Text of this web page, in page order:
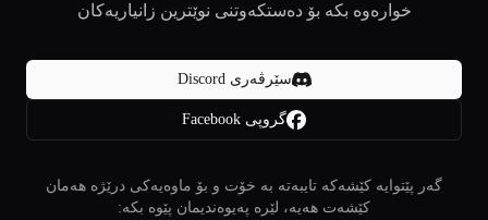
خوارەوە بکە بۆ دەستکەوتنی نوێترین زانیاریەکان
سێرڤەری Discord
گروپی Facebook
گەر پێتوایە کێشەکە تایبەتە بە خۆت و بۆ ماوەیەکی درێژە هەمان
کێشەت هەیە، لێرە پەیوەندیمان پێوە بکە: